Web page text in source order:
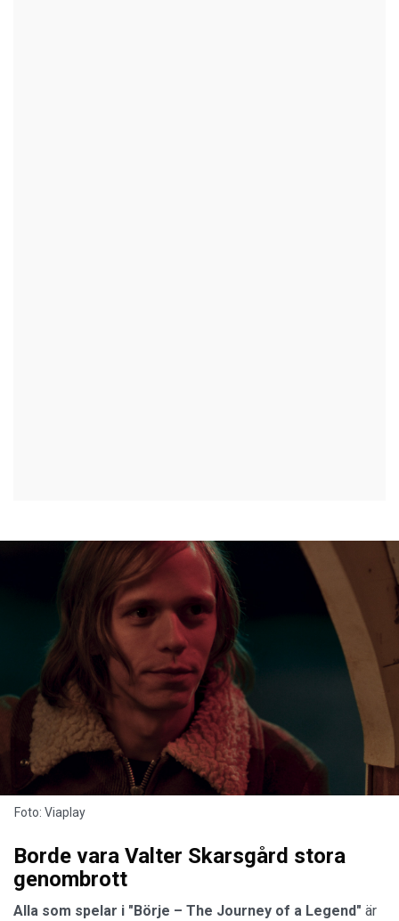
Foto: Viaplay
Borde vara Valter Skarsgård stora
genombrott
Alla som spelar i "Börje – The Journey of a Legend" är